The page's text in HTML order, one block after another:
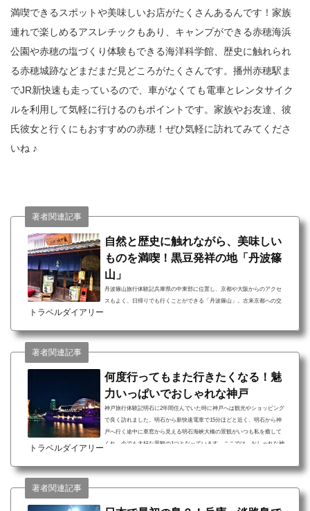
満喫できるスポットや美味しいお店がたくさんあるんです！家族
連れで楽しめるアスレチックもあり、キャンプができる赤穂海浜
公園や赤穂の塩づくり体験もできる海洋科学館、歴史に触れられ
る赤穂城跡などまだまだ見どころがたくさんです。播州赤穂駅ま
でJR新快速も走っているので、車がなくても電車とレンタサイク
ルを利用して気軽に行けるのもポイントです。家族やお友達、彼
氏彼女と行くにもおすすめの赤穂！ぜひ気軽に訪れてみてくださ
いね ♪
自然と歴史に触れながら、美味しい
ものを満喫！黒豆発祥の地「丹波篠
山」
丹波篠山旅行体験記兵庫県の中東部に位置し、京都や大阪からのアクセ
スもよく、日帰りでも行くことができる「丹波篠山」。古来京都への交
てご紹介します。丹波篠山旅行について 歴史を感じられるスポットがた
史と伝統があふれる町。町の中心には篠山城跡が...
トラベルダイアリー
著者関連記事
何度行ってもまた行きたくなる！魅
力いっぱいでおしゃれな神戸
神戸旅行体験記明石に2年間住んでいた時に神戸へは観光やショッピング
で良く訪れました。明石から新快速電車で15分ほどと近く、明石から神
戸へ行く途中に車窓から見える明石海峡大橋の景観がいつも私を癒して
くれ、今でも大好な景観の1つとなっています。ここでは、おしゃれな神
ったりディナーと神戸の美しいサンセットを鑑賞 神戸の街並みをゆっく
トラベルダイアリー
著者関連記事
著者関連記事